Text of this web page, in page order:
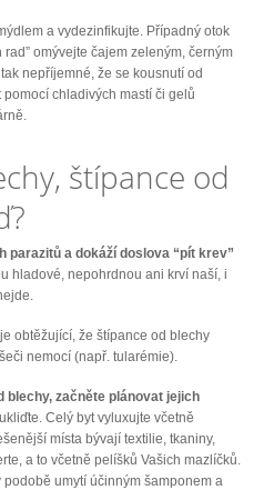
a vydezinfikujte. Případný otok
omývejte čajem zeleným, černým
nepříjemné, že se kousnutí od
chladivých mastí či gelů
štípance od
parazitů a dokáží doslova “pít krev”
hladové, nepohrdnou ani krví naší, i
obtěžující, že štípance od blechy
nemocí (např. tularémie).
blechy, začněte plánovat jejich
Celý byt vyluxujte včetně
místa bývají textilie, tkaniny,
a to včetně pelíšků Vašich mazlíčků.
umytí účinným šamponem a